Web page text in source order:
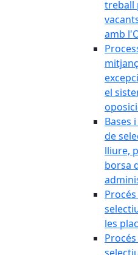
treball
amb
el
Bases
de
lliure,
borsa
les